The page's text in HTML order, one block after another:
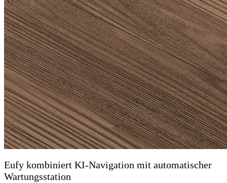
Eufy kombiniert KI-Navigation mit automatischer
Wartungsstation